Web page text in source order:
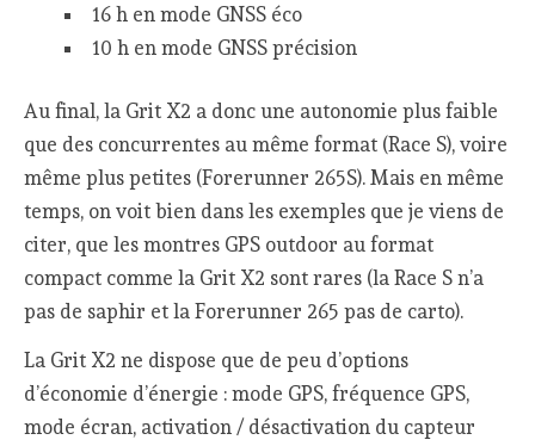
16 h en mode GNSS éco
10 h en mode GNSS précision
Au final, la Grit X2 a donc une autonomie plus faible
que des concurrentes au même format (Race S), voire
même plus petites (Forerunner 265S). Mais en même
temps, on voit bien dans les exemples que je viens de
citer, que les montres GPS outdoor au format
compact comme la Grit X2 sont rares (la Race S n’a
pas de saphir et la Forerunner 265 pas de carto).
La Grit X2 ne dispose que de peu d’options
d’économie d’énergie : mode GPS, fréquence GPS,
mode écran, activation / désactivation du capteur